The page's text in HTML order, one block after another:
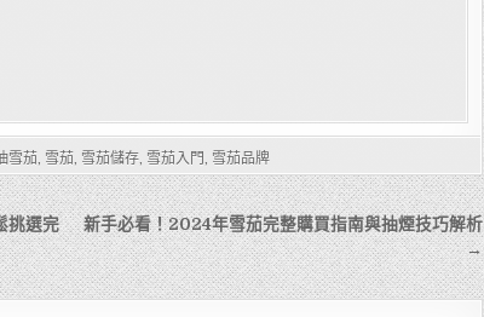
雪茄 雪茄 雪茄儲存 雪茄入門 雪茄品牌
新手必看！2024年雪茄完整購買指南與抽煙技巧解析
→
挑選完